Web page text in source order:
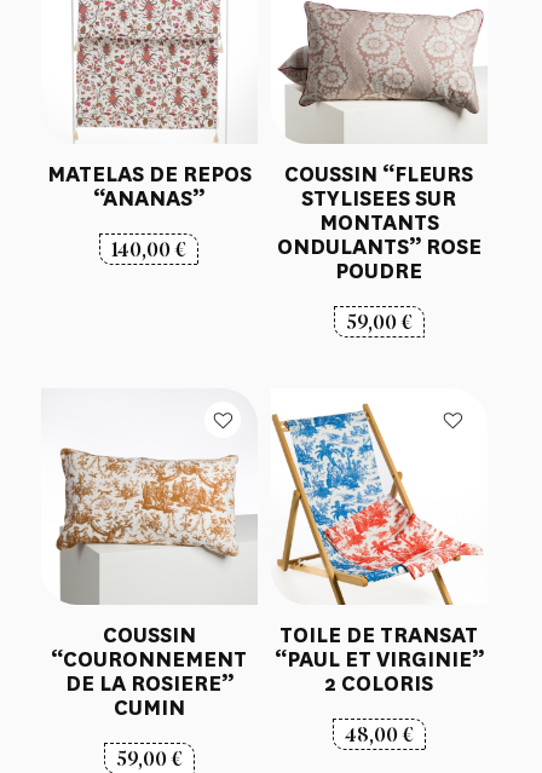
MATELAS DE REPOS
“ANANAS”
140,00€
COUSSIN “FLEURS
STYLISEES SUR
MONTANTS
ONDULANTS” ROSE
POUDRE
59,00€
COUSSIN
“COURONNEMENT
DE LA ROSIERE”
CUMIN
59,00€
TOILE DE TRANSAT
“PAUL ET VIRGINIE”
2 COLORIS
48,00€